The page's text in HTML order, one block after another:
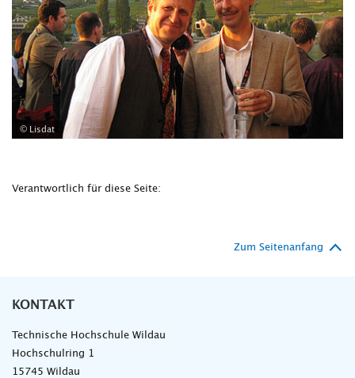
© Lisdat
Verantwortlich für diese Seite:
Zum Seitenanfang
KONTAKT
Technische Hochschule Wildau
Hochschulring 1
15745 Wildau